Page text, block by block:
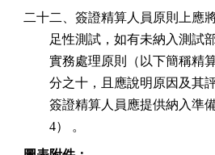
二十二、簽證精算人員原則上應
足性測試，如有未納入測
實務處理原則（以下簡稱
分之十，且應說明原因及其
簽證精算人員應提供納入
        4） 。